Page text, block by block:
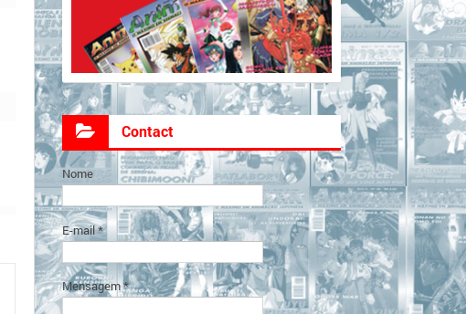
Contact
Nome
E-mail*
Mensagem*